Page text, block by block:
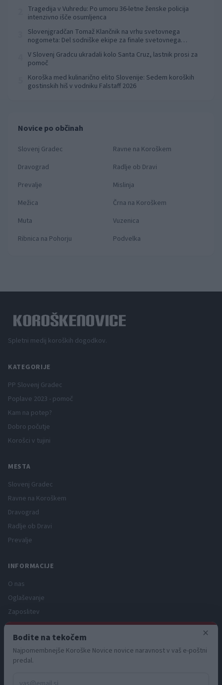
Tragedija v Vuhredu: Po umoru 36-letne ženske policija
intenzivno išče osumljenca
Slovenjgradčan Tomaž Klančnik na vrhu svetovnega
nogometa: Del sodniške ekipe za finale svetovnega
V Slovenj Gradcu ukradali kolo Santa Cruz, lastnik prosi za
pomoč
Koroška med kulinarično elito Slovenije: Sedem koroških
gostinskih hiš v vodniku Falstaff 2026
Novice po občinah
Slovenj Gradec
Ravne na Koroškem
Dravograd
Radlje ob Dravi
Prevalje
Mislinja
Mežica
Črna na Koroškem
Muta
Vuzenica
Ribnica na Pohorju
Podvelka
Spletni medij koroških dogodkov.
KATEGORIJE
PP Slovenj Gradec
Poplave 2023 - pomoč
Kam na potep?
Dobro počutje
Korošci v tujini
MESTA
Slovenj Gradec
Ravne na Koroškem
Dravograd
Radlje ob Dravi
Prevalje
INFORMACIJE
O nas
Oglaševanje
Zaposlitev
Pravno obvestilo
Zasebnost in piškotki
Storitve
Pogoji uporabe
×
Bodite na tekočem
Najpomembnejše Koroške Novice novice naravnost v vaš e-poštni
predal.